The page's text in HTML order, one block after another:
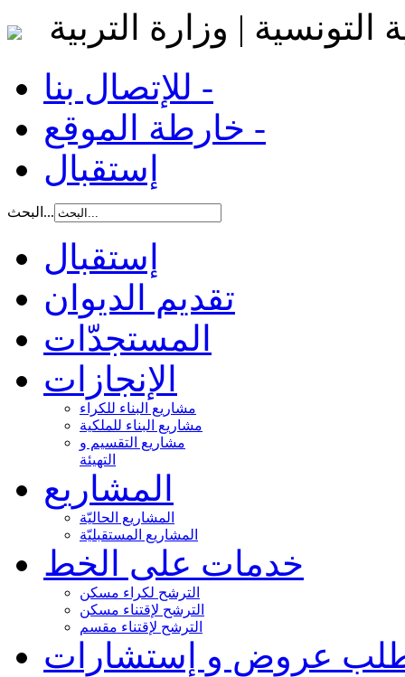
التونسية | وزارة التربية
للإتصال بنا -
خارطة الموقع -
إستقبال
البحث...
إستقبال
تقديم الديوان
المستجدّات
الإنجازات
مشاريع البناء للكراء
مشاريع البناء للملكية
مشاريع التقسيم و
التهيئة
المشاريع
المشاريع الحاليّة
المشاريع المستقبليّة
خدمات على الخط
الترشح لكراء مسكن
الترشح لإقتناء مسكن
الترشح لإقتناء مقسم
عروض و إستشارات